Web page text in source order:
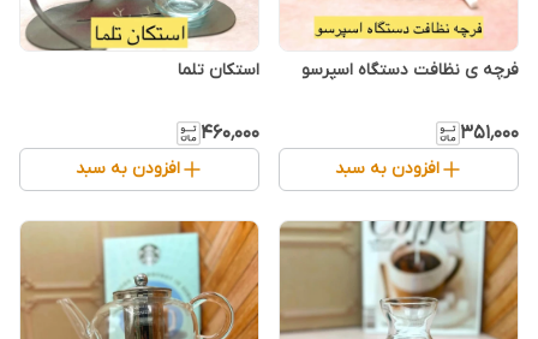
فرچه ی نظافت دستگاه اسپرسو
۳۵۱٬۰۰۰
افزودن به سبد
استکان تلما
۴۶۰٬۰۰۰
افزودن به سبد